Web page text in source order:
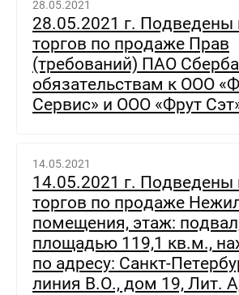
28.05.2021
28.05.2021 г. Подведены
торгов по продаже Прав
(требований) ПАО
обязательствам к ООО
Сервис» и ООО «Фрут
14.05.2021
14.05.2021 г. Подведены
торгов по продаже
помещения, этаж:
площадью 119,1 кв.м.,
по адресу: Санкт-
линия В.О., дом 19, Лит.